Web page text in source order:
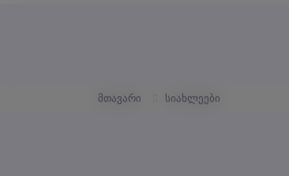
მთავარი სიახლეები